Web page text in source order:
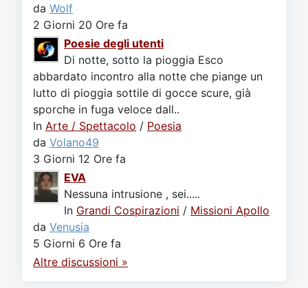
da Wolf
2 Giorni 20 Ore fa
Poesie degli utenti
Di notte, sotto la pioggia Esco
abbardato incontro alla notte che piange un
lutto di pioggia sottile di gocce scure, già
sporche in fuga veloce dall..
In Arte / Spettacolo / Poesia
da Volano49
3 Giorni 12 Ore fa
EVA
Nessuna intrusione , sei.....
In Grandi Cospirazioni / Missioni Apollo
da Venusia
5 Giorni 6 Ore fa
Altre discussioni »